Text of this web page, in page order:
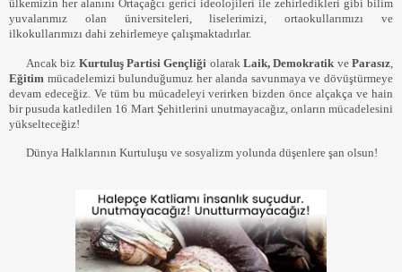
ülkemizin her alanını Ortaçağcı gerici ideolojileri ile zehirledikleri gibi bilim
yuvalarımız olan üniversiteleri,
liselerimizi, ortaokullarımızı ve
ilkokullarımızı dahi zehirlemeye çalışmaktadırlar.
Ancak biz Kurtuluş Partisi Gençliği olarak Laik, Demokratik veParasız
Eğitim mücadelemizi bulunduğumuz her alanda savunmaya ve dövüştürmeye
devam edeceğiz. Ve tüm bu mücadeleyi verirken bizden önce alçakça ve hain
bir pusuda katledilen 16 Mart Şehitlerini unutmayacağız, onların mücadelesini
yükselteceğiz!
Dünya Halklarının Kurtuluşu ve sosyalizm yolunda düşenlere şan olsun!